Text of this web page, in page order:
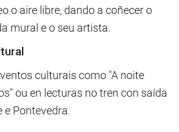
o aire libre, dando a coñecer o
mural e o seu artista.
culturais como "A noite
ou en lecturas no tren con saída
e Pontevedra.